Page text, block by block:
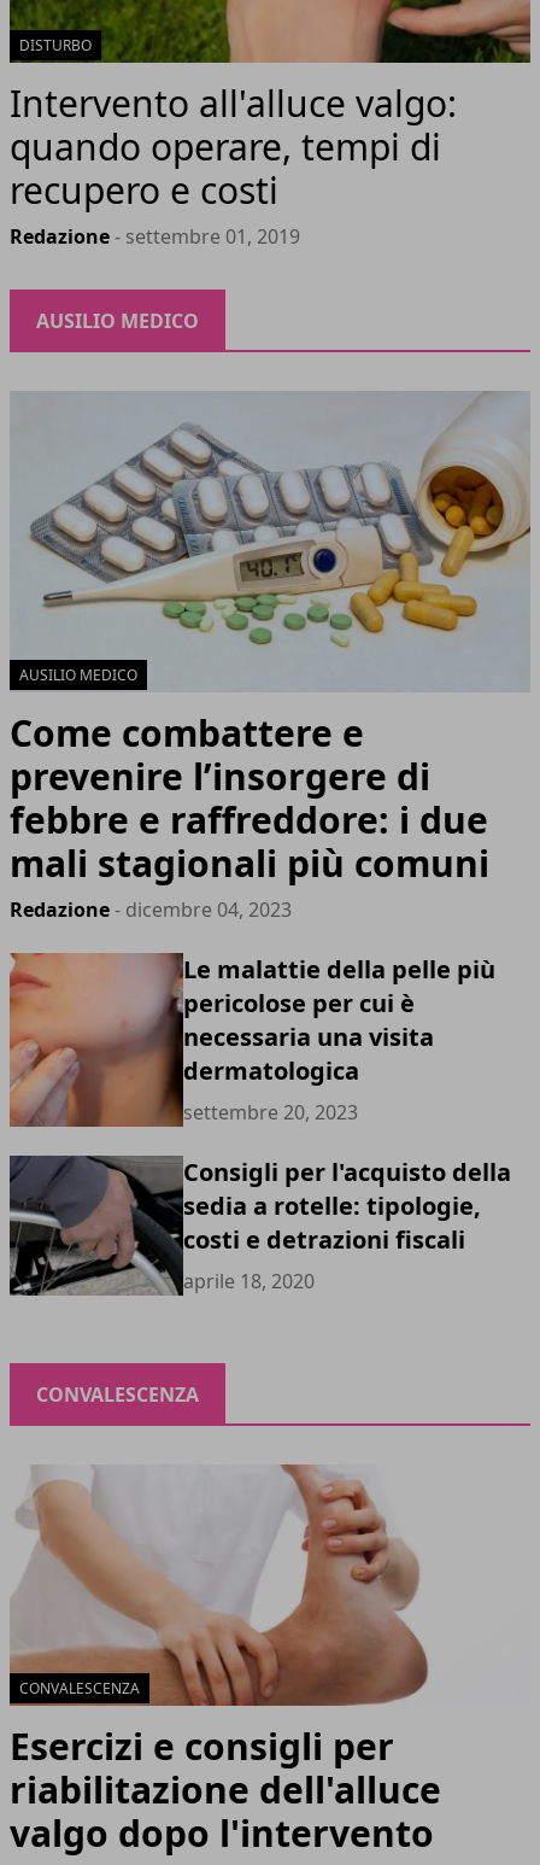
DISTURBO
Intervento all'alluce valgo:
quando operare, tempi di
recupero e costi
Redazione- settembre 01, 2019
AUSILIO MEDICO
AUSILIO MEDICO
Come combattere e
prevenire l’insorgere di
febbre e raffreddore: i due
mali stagionali più comuni
Redazione- dicembre 04, 2023
Le malattie della pelle più
pericolose per cui è
necessaria una visita
dermatologica
settembre 20, 2023
Consigli per l'acquisto della
sedia a rotelle: tipologie,
costi e detrazioni fiscali
aprile 18, 2020
CONVALESCENZA
CONVALESCENZA
Esercizi e consigli per
riabilitazione dell'alluce
valgo dopo l'intervento